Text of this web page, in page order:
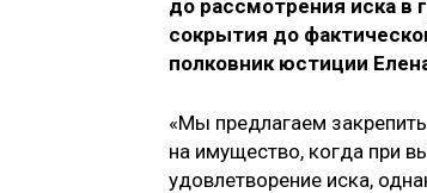
до рассмотрения иска в
сокрытия до
полковник юстиции
«Мы предлагаем
на имущество, когда при
удовлетворение иска,